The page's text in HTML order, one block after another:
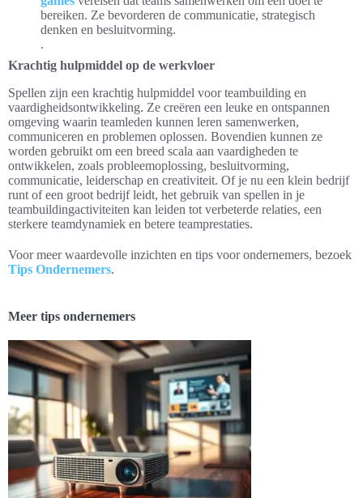
bereiken. Ze bevorderen de communicatie, strategisch
denken en besluitvorming.
.
Krachtig hulpmiddel op de werkvloer
Spellen zijn een krachtig hulpmiddel voor teambuilding en
vaardigheidsontwikkeling. Ze creëren een leuke en ontspannen
omgeving waarin teamleden kunnen leren samenwerken,
communiceren en problemen oplossen. Bovendien kunnen ze
worden gebruikt om een breed scala aan vaardigheden te
ontwikkelen, zoals probleemoplossing, besluitvorming,
communicatie, leiderschap en creativiteit. Of je nu een klein bedrijf
runt of een groot bedrijf leidt, het gebruik van spellen in je
teambuildingactiviteiten kan leiden tot verbeterde relaties, een
sterkere teamdynamiek en betere teamprestaties.
Voor meer waardevolle inzichten en tips voor ondernemers, bezoek
Tips Ondernemers.
Meer tips ondernemers